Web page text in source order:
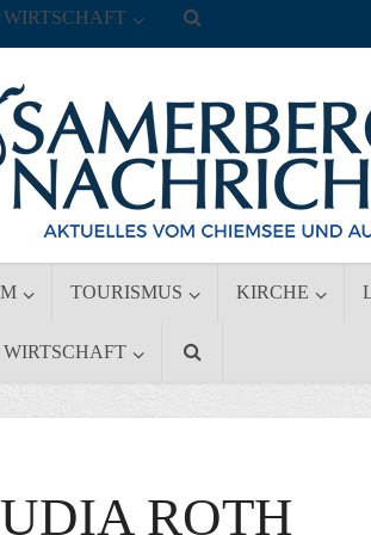
TOURISMUS KIRCHE
WIRTSCHAFT
WIRTSCHAFT
ROTH